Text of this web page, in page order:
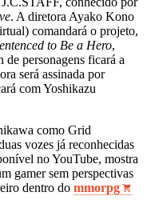
. A diretora Ayako Kono
comandará o projeto,
to Be a Hero,
de personagens ficará a
será assinada por
com Yoshikazu
como Grid
vozes já reconhecidas
no YouTube, mostra
gamer sem perspectivas
dentro do mmorpg